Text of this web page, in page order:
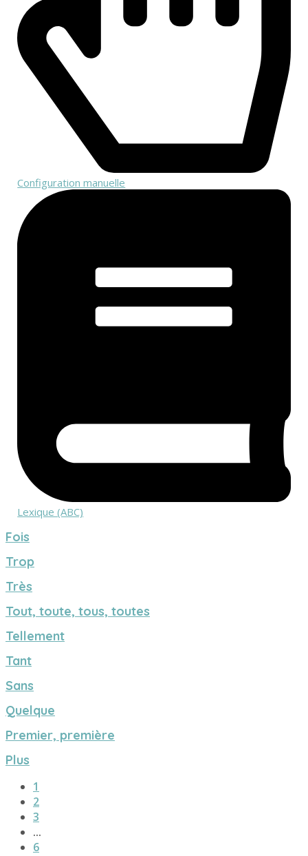
Configuration manuelle
Lexique (ABC)
Fois
Trop
Très
Tout, toute, tous, toutes
Tellement
Tant
Sans
Quelque
Premier, première
Plus
1
2
3
...
6